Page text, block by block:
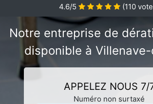
4.6/5
(110
Notre entreprise de
disponible à
APPELEZ NOUS 7/
Numéro non surtaxé